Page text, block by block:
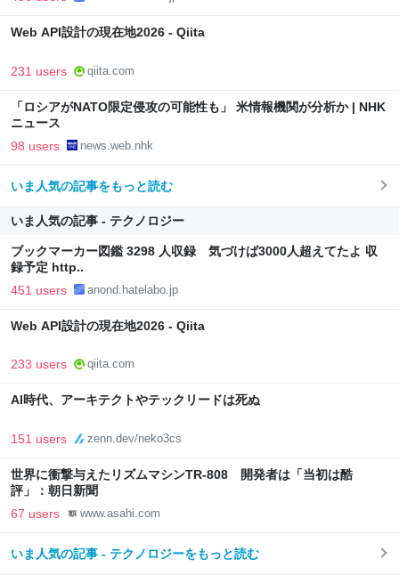
Web API設計の現在地2026 - Qiita
231 users qiita.com
「ロシアがNATO限定侵攻の可能性も」 米情報機関が分析か | NHK
ニュース
98 users news.web.nhk
いま人気の記事をもっと読む
いま人気の記事 - テクノロジー
ブックマーカー図鑑 3298 人収録 気づけば3000人超えてたよ 収
録予定 http..
451 users anond.hatelabo.jp
Web API設計の現在地2026 - Qiita
233 users qiita.com
AI時代、アーキテクトやテックリードは死ぬ
151 users zenn.dev/neko3cs
世界に衝撃与えたリズムマシンTR-808 開発者は「当初は酷
評」：朝日新聞
67 users www.asahi.com
いま人気の記事 - テクノロジーをもっと読む